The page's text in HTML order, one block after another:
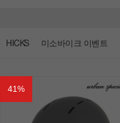
HICKS 미소바이크 이벤트
41%